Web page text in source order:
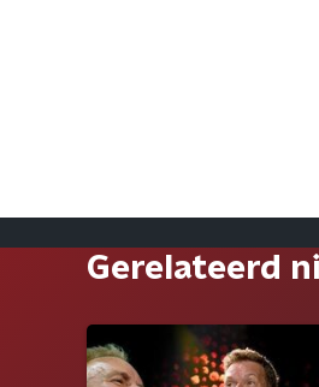
Gerelateerd